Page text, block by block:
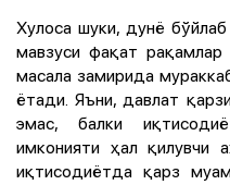
Хулоса шуки, дунё
мавзуси фақат рақамлар
масала замирида
ётади. Яъни, давлат
эмас, балки
имконияти ҳал қилувчи
иқтисодиётда қарз